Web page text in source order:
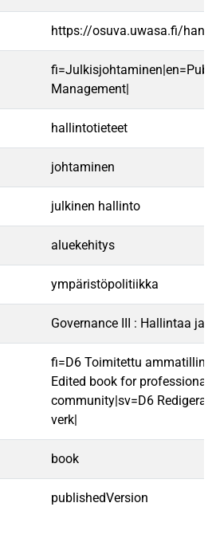
https://osuva.uwasa.fi/
Management|
hallintotieteet
johtaminen
julkinen hallinto
aluekehitys
ympäristöpolitiikka
Governance III : Hallintaa ja
fi=D6 Toimitettu
Edited book for professional
community|sv=D6 Redigerat
verk|
book
publishedVersion